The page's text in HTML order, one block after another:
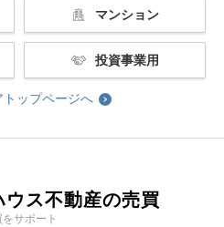
マンション
投資事業用
ップページへ
ウス不動産の売買
サポート